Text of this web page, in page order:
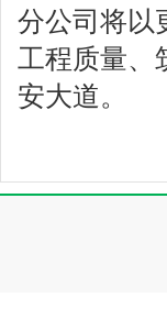
分公司将以
工程质量、
安大道。